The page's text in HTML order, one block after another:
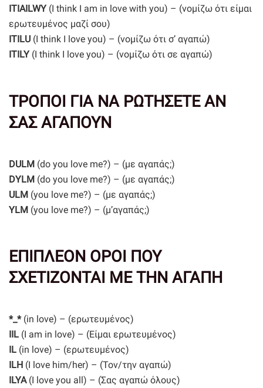
ITIAILWY (I think I am in love with you) – (νομίζω ότι είμαι
ερωτευμένος μαζί σου)
ITILU (I think I love you) – (νομίζω ότι σ’ αγαπώ)
ITILY (I think I love you) – (νομίζω ότι σε αγαπώ)
ΤΡΟΠΟΙ ΓΙΑ ΝΑ ΡΩΤΗΣΕΤΕ ΑΝ
ΣΑΣ ΑΓΑΠΟΥΝ
DULM (do you love me?) – (με αγαπάς;)
DYLM (do you love me?) – (με αγαπάς;)
ULM (you love me?) – (με αγαπάς;)
YLM (you love me?) – (μ’αγαπάς;)
ΕΠΙΠΛΕΟΝ ΟΡΟΙ ΠΟΥ
ΣΧΕΤΙΖΟΝΤΑΙ ΜΕ ΤΗΝ ΑΓΑΠΗ
*_*(in love) – (ερωτευμένος)
IIL (I am in love) – (Είμαι ερωτευμένος)
IL (in love) – (ερωτευμένος)
ILH (I love him/her) – (Τον/την αγαπώ)
ILYA (I love you all) – (Σας αγαπώ όλους)